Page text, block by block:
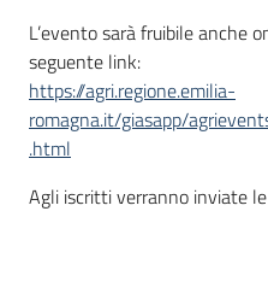
L’evento sarà fruibile anche
seguente link:
https://agri.regione.emilia-
romagna.it/giasapp/
.html
Agli iscritti verranno inviate